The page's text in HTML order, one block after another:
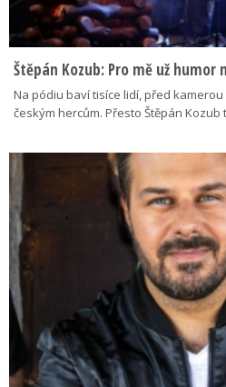
Štěpán Kozub: Pro mě už
Na pódiu baví tisíce lidí, před
českým hercům. Přesto Štěpán Kozub